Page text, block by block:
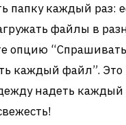
папку каждый раз:
файлы в
опцию
каждый файл”. Это
надеть каждый